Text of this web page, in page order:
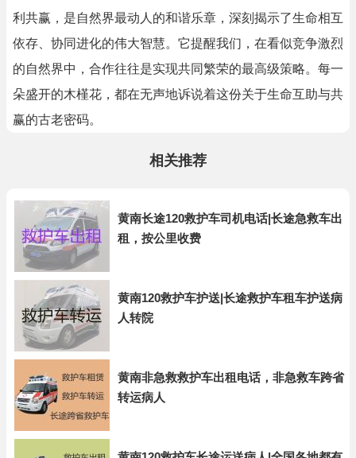
利共赢，是自然界最动人的和谐乐章，深刻揭示了生命相互
依存、协同进化的伟大智慧。它提醒我们，在看似竞争激烈
的自然界中，合作往往是实现共同繁荣的最高级策略。每一
朵盛开的木槿花，都在无声地诉说着这份关于生命互助与共
赢的古老密码。
相关推荐
黄南长途120救护车司机电话|长途急救车出
租，按公里收费
黄南120救护车护送|长途救护车租车护送病
人转院
黄南非急救救护车出租电话，非急救车跨省
转运病人